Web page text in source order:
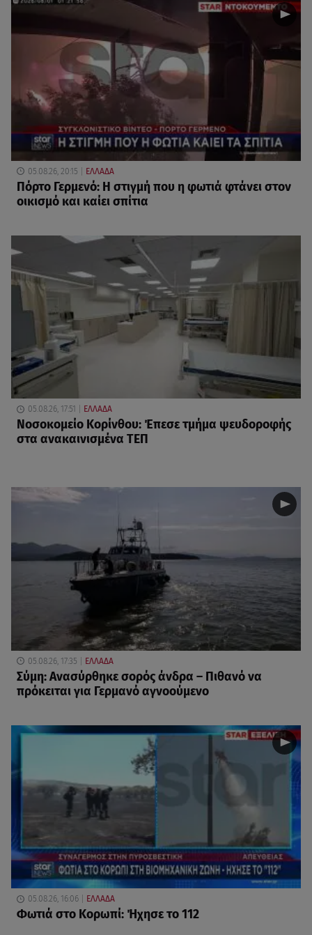
05.08.26, 20:15 ΕΛΛΑΔΑ
Πόρτο Γερμενό: Η στιγμή που η φωτιά φτάνει στον
οικισμό και καίει σπίτια
05.08.26, 17:51 ΕΛΛΑΔΑ
Νοσοκομείο Κορίνθου: Έπεσε τμήμα ψευδοροφής
στα ανακαινισμένα ΤΕΠ
05.08.26, 17:35 ΕΛΛΑΔΑ
Σύμη: Ανασύρθηκε σορός άνδρα – Πιθανό να
πρόκειται για Γερμανό αγνοούμενο
05.08.26, 16:06 ΕΛΛΑΔΑ
Φωτιά στο Κορωπί: Ήχησε το 112